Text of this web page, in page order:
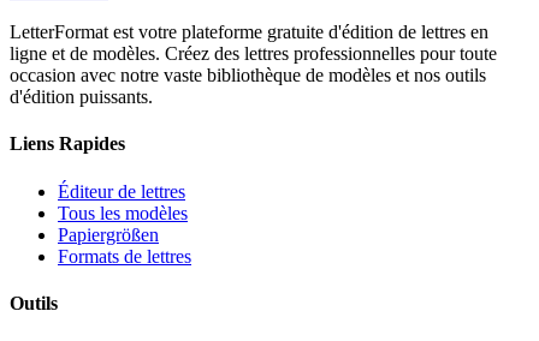
LetterFormat est votre plateforme gratuite d'édition de lettres en
ligne et de modèles. Créez des lettres professionnelles pour toute
occasion avec notre vaste bibliothèque de modèles et nos outils
d'édition puissants.
Liens Rapides
Éditeur de lettres
Tous les modèles
Papiergrößen
Formats de lettres
Outils